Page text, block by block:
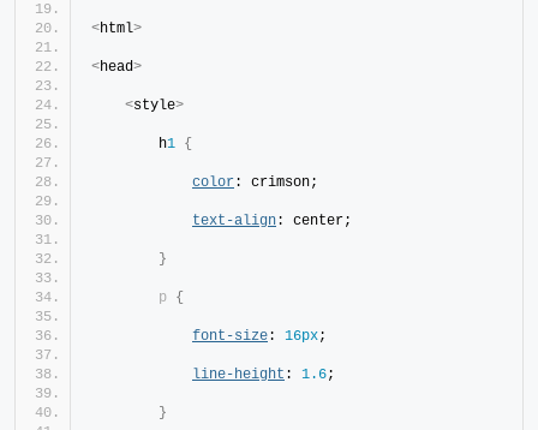
<html>
<head>
<style>
h1 {
color: crimson;
text-align: center;
}
p {
font-size: 16px;
line-height : 1.6;
}